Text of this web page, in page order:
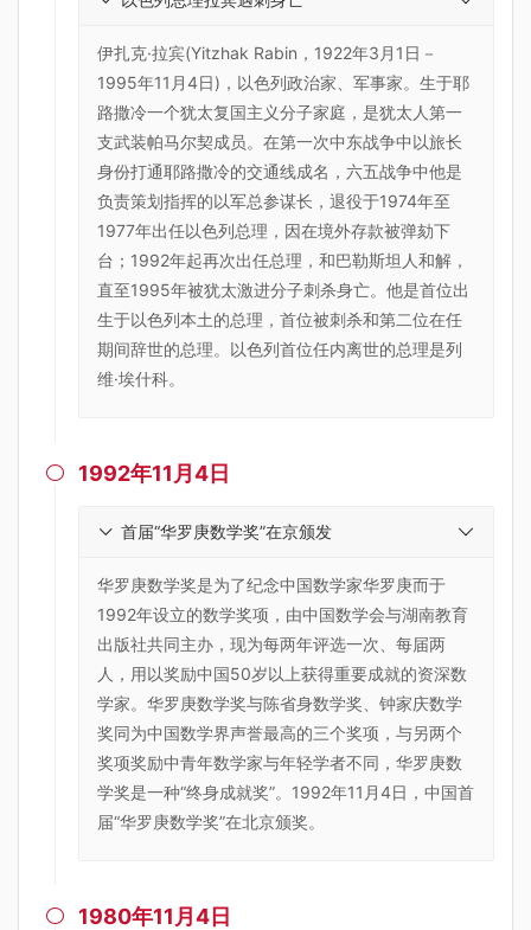
伊扎克·拉宾(Yitzhak Rabin，1922年3月1日－
1995年11月4日)，以色列政治家、军事家。生于耶
路撒冷一个犹太复国主义分子家庭，是犹太人第一
支武装帕马尔契成员。在第一次中东战争中以旅长
身份打通耶路撒冷的交通线成名，六五战争中他是
负责策划指挥的以军总参谋长，退役于1974年至
1977年出任以色列总理，因在境外存款被弹劾下
台；1992年起再次出任总理，和巴勒斯坦人和解，
直至1995年被犹太激进分子刺杀身亡。他是首位出
生于以色列本土的总理，首位被刺杀和第二位在任
期间辞世的总理。以色列首位任内离世的总理是列
维·埃什科。
 1992年11月4日
首届“华罗庚数学奖”在京颁发
华罗庚数学奖是为了纪念中国数学家华罗庚而于
1992年设立的数学奖项，由中国数学会与湖南教育
出版社共同主办，现为每两年评选一次、每届两
人，用以奖励中国50岁以上获得重要成就的资深数
学家。华罗庚数学奖与陈省身数学奖、钟家庆数学
奖同为中国数学界声誉最高的三个奖项，与另两个
奖项奖励中青年数学家与年轻学者不同，华罗庚数
学奖是一种“终身成就奖”。1992年11月4日，中国首
届“华罗庚数学奖”在北京颁奖。
 1980年11月4日